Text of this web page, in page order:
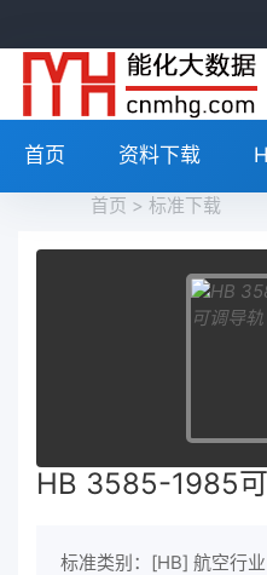
首页 资料下载
首页 > 标准下载
HB 3585-1985
标准类别：[HB] 航空行业